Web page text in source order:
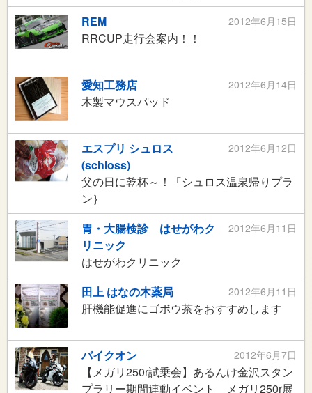
2012年6月15日
REM
RRCUP走行会案内！！
2012年6月14日
愛知工務店
木製マウスパッド
2012年6月12日
エスプリ シュロス
(schloss)
父の日に乾杯～！「シュロス温泉帰りプラ
ン｝
2012年6月11日
胃・大腸検診 はせがわク
リニック
はせがわクリニック
2012年6月11日
田上 はなの木薬局
肝機能促進にゴボウ茶をおすすめします
2012年6月7日
バイクオン
【メガリ250r試乗会】あるんけ金沢スタン
プラリー期間連動イベント メガリ250r展